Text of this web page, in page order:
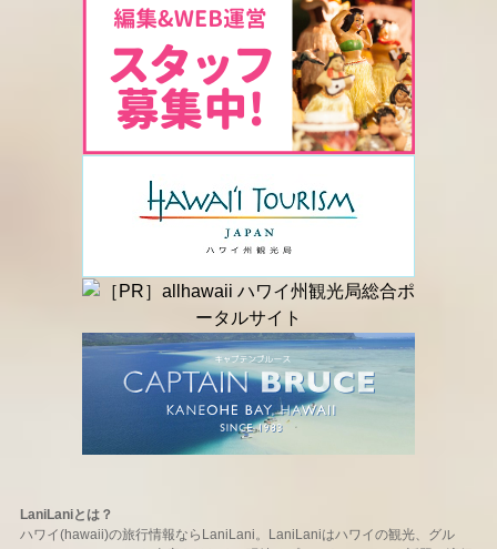
LaniLaniとは？
ハワイ(hawaii)の旅行情報ならLaniLani。LaniLaniはハワイの観光、グル